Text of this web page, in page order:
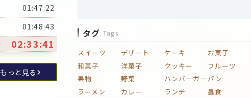
01:47:22
01:48:43
02:33:41
もっと見る
タグ Tags
スイーツ デザート ケーキ
お菓子
和菓子
洋菓子 クッキー
フルーツ
果物
野菜 ハンバーガーパン
ラーメン
カレー ランチ
昼食